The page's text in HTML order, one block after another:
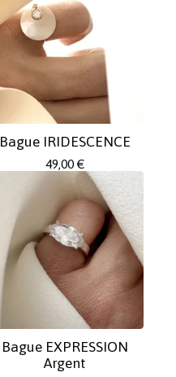
Bague IRIDESCENCE
49,00 €
Bague EXPRESSION
Argent